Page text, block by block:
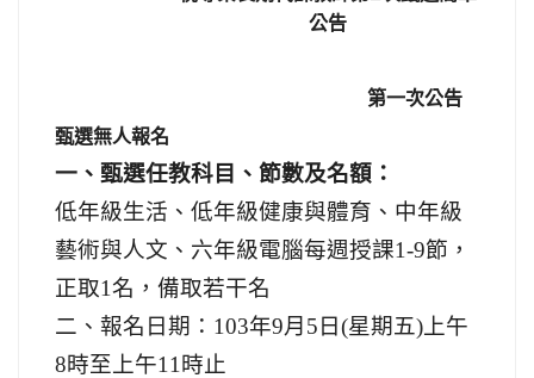
公告
第一次公告
甄選無人報名
一、甄選任教科目、節數及名額：
低年級生活、低年級健康與體育、中年級
藝術與人文、六年級電腦每週授課1-9節，
正取1名，備取若干名
二、報名日期： 103年9月 5 日 (星期五) 上午
8時至上午11 時止